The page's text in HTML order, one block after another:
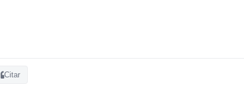
Citar